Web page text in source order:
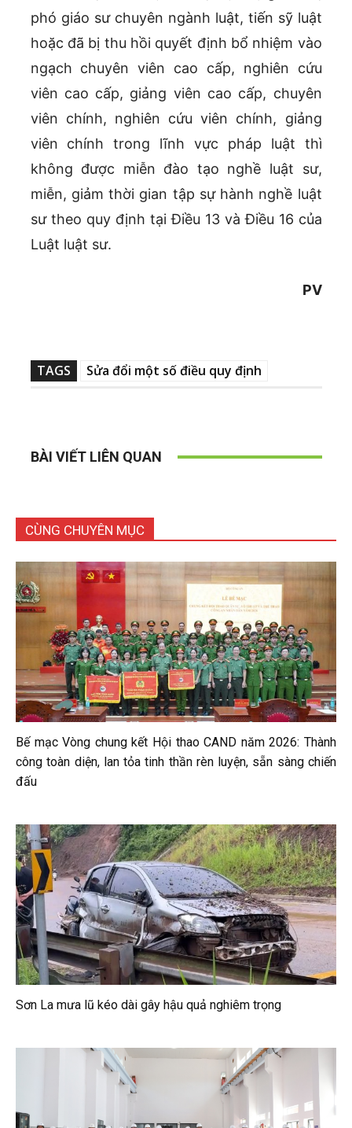
phó giáo sư chuyên ngành luật, tiến sỹ luật
hoặc đã bị thu hồi quyết định bổ nhiệm vào
ngạch chuyên viên cao cấp, nghiên cứu
viên cao cấp, giảng viên cao cấp, chuyên
viên chính, nghiên cứu viên chính, giảng
viên chính trong lĩnh vực pháp luật thì
không được miễn đào tạo nghề luật sư,
miễn, giảm thời gian tập sự hành nghề luật
sư theo quy định tại Điều 13 và Điều 16 của
Luật luật sư.
PV
TAGS Sửa đổi một số điều quy định
BÀI VIẾT LIÊN QUAN
CÙNG CHUYÊN MỤC
Bế mạc Vòng chung kết Hội thao CAND năm 2026: Thành
công toàn diện, lan tỏa tinh thần rèn luyện, sẵn sàng chiến
đấu
Sơn La mưa lũ kéo dài gây hậu quả nghiêm trọng